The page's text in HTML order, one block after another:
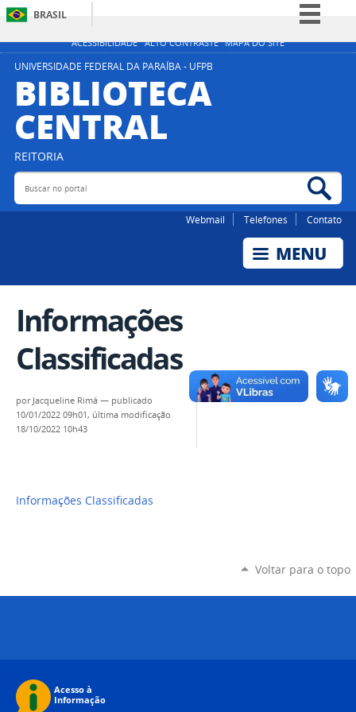
ACESSIBILIDADE ALTO CONTRASTE MAPA DO SITE
BRASIL
Simplifique!
UNIVERSIDADE FEDERAL DA PARAÍBA - UFPB
BIBLIOTECA
CENTRAL
REITORIA
Buscar no portal
Webmail Telefones Contato
Informações
Classificadas
por Jacqueline Rimá — publicado
10/01/2022 09h01, última modificação
18/10/2022 10h43
Informações Classificadas
Voltar para o topo